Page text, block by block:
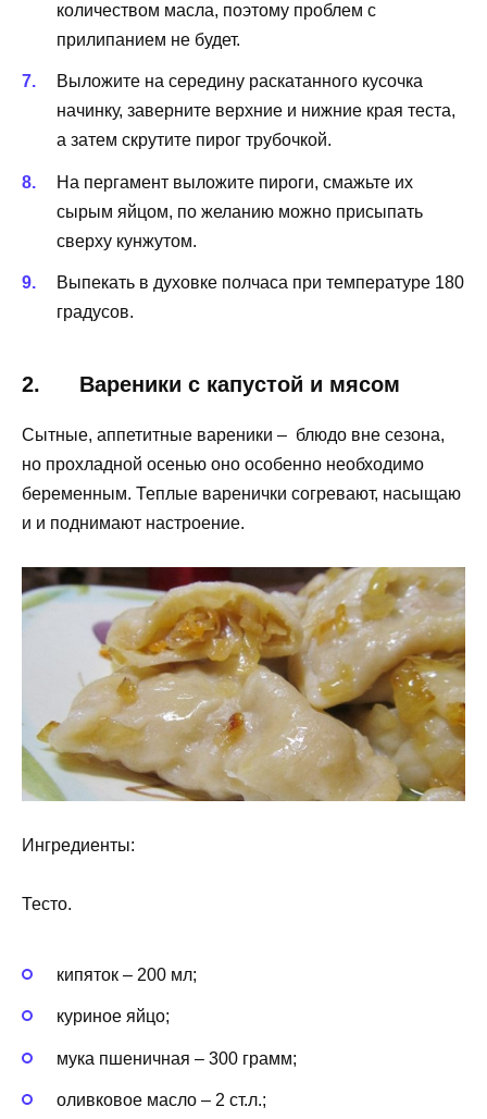
количеством масла, поэтому проблем с
прилипанием не будет.
Выложите на середину раскатанного кусочка
начинку, заверните верхние и нижние края теста,
а затем скрутите пирог трубочкой.
На пергамент выложите пироги, смажьте их
сырым яйцом, по желанию можно присыпать
сверху кунжутом.
Выпекать в духовке полчаса при температуре 180
градусов.
2. Вареники с капустой и мясом
Сытные, аппетитные вареники – блюдо вне сезона,
но прохладной осенью оно особенно необходимо
беременным. Теплые варенички согревают, насыщаю
и и поднимают настроение.
Ингредиенты:
Тесто.
кипяток – 200 мл;
куриное яйцо;
мука пшеничная – 300 грамм;
оливковое масло – 2 ст.л.;